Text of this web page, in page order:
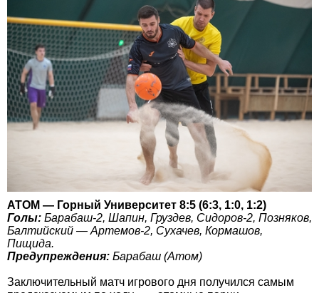
АТОМ — Горный Университет 8:5 (6:3, 1:0, 1:2)
Голы: Барабаш-2, Шапин, Груздев, Сидоров-2, Позняков,
Балтийский — Артемов-2, Сухачев, Кормашов,
Пищида.
Предупреждения: Барабаш (Атом)
Заключительный матч игрового дня получился самым